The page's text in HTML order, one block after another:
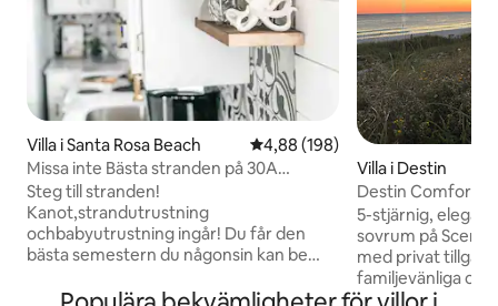
Villa i Santa Rosa Beach 4,88 av 5 i genomsnittligt
4,88 (198)
Missa inte Bästa stranden på 30A
Pickleball Strandstolar
Steg till stranden!
Kanot,strandutrustning
ochbabyutrustning ingår! Du får den
bästa semestern du någonsin kan be
att bli ihågkommen! Njut av denna
Villa i Destin
Destin Comfort-
w/beach access
5-stjärnig,
sovrum på Scenic
med privat
familjevänliga
närliggande